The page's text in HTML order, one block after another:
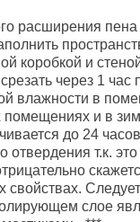
расширения
коробкой и
через 1 час
влажности в
помещениях и в
до 24
отвердения т.к.
свойствах.
слое